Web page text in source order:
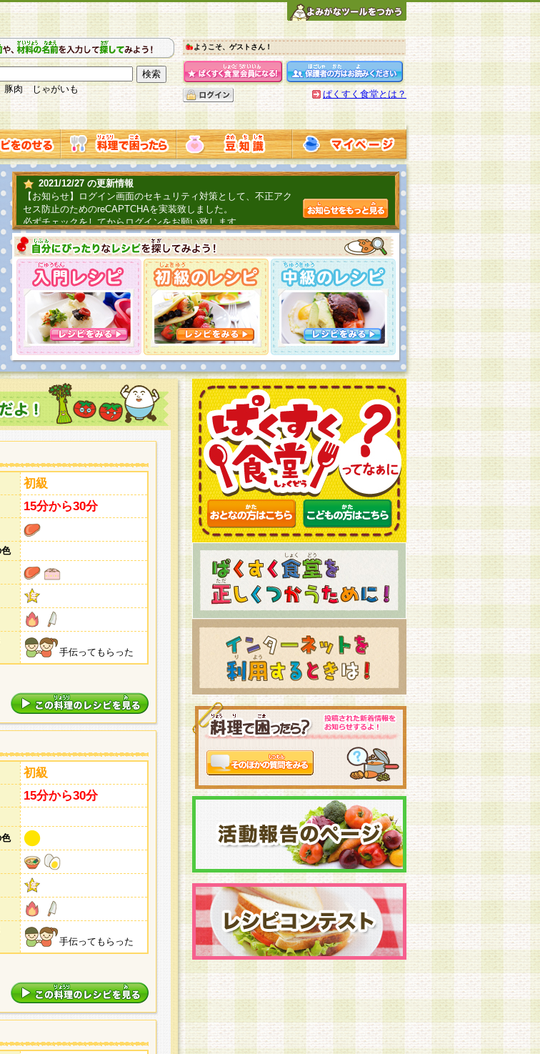
豚肉 じゃがいも
ようこそ、ゲストさん！
ぱくすく食堂とは？
2021/12/27 の更新情報
【お知らせ】ログイン画面のセキュリティ対策として、不正アク
セス防止のためのreCAPTCHAを実装致しました。
必ずチェックをしてからログインをお願い致します。
2019/06/04 の更新情報
ファーマ村からコーンシェフが簡単レシピを紹介するよ！こちら
2018/07/01 の更新情報
チャレンジ企画第三弾！お母さん、お父さんへ日頃の感謝をこめ
てごはんを作ろう！は終了致しました。たくさんの投稿、ありが
とうございました。次回企画もお楽しみに！
初級
15分から30分
手伝ってもらった
初級
15分から30分
手伝ってもらった